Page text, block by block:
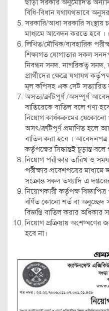
ছাড়া সরকার অনুমোদিত
বিধি-বিধান যথাযথভাবে
সরকারি/আধা সরকারি সংস্থায়
মাধ্যমে আবেদন করতে হবে ।
লিখিত/মৌখিক/ব্যবহারিক
শিক্ষাগত যোগাতার সকল
নিবন্ধন সনদ. নাগরিকত্ব সনদ,
প্রার্থীদের ক্ষেত্রে যথাযথ
মূল কপিসহ এক সেট সত্যারিত
অসত্য/ত্রুটিপূর্ণ /অসম্পূর্ণ
বাতিরেকে বাতিল বলে গণ্য
নিয়োগ কার্ধকরুমের যেকোনো
অসৎ/ত্রুটিপূর্ণ প্রমাণিত হলে
বাতিল করা হবে । আবেদনপত্র
কর্তৃপক্ষের সিদ্ধান্তই চুড়ান্ত
নিয়োগ পরীক্ষার তারিখ ও
পরীক্ষার প্রবেশপত্রের
সংক্রান্ত সকল তথ্যাদি এ
নিয়োগকারী কর্তৃপক্ষ
বর্ণিত কোনো শর্ত বা অনুচ্ছেদ
বিজ্ঞপ্তি বাতিল করার অধিকার
নিয়োগ প্রক্রিয়ায় অংশগ্ৰণের
হবে না।